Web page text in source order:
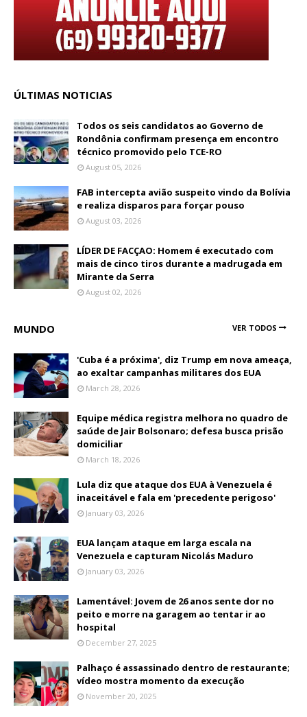
ÚLTIMAS NOTICIAS
Todos os seis candidatos ao Governo de
Rondônia confirmam presença em encontro
técnico promovido pelo TCE-RO
August 05, 2026
FAB intercepta avião suspeito vindo da Bolívia
e realiza disparos para forçar pouso
August 03, 2026
LÍDER DE FACÇAO: Homem é executado com
mais de cinco tiros durante a madrugada em
Mirante da Serra
August 02, 2026
MUNDO VER TODOS
'Cuba é a próxima', diz Trump em nova ameaça,
ao exaltar campanhas militares dos EUA
March 28, 2026
Equipe médica registra melhora no quadro de
saúde de Jair Bolsonaro; defesa busca prisão
domiciliar
March 18, 2026
Lula diz que ataque dos EUA à Venezuela é
inaceitável e fala em 'precedente perigoso'
January 03, 2026
EUA lançam ataque em larga escala na
Venezuela e capturam Nicolás Maduro
January 03, 2026
Lamentável: Jovem de 26 anos sente dor no
peito e morre na garagem ao tentar ir ao
hospital
December 27, 2025
Palhaço é assassinado dentro de restaurante;
vídeo mostra momento da execução
November 20, 2025